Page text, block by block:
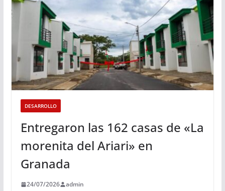
DESARROLLO
Entregaron las 162 casas de «La
morenita del Ariari» en
Granada
24/07/2026 admin